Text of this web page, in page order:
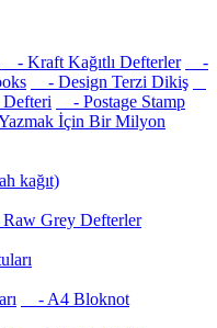
- Kraft Kağıtlı Defterler
-
- Design Terzi Dikiş
- Postage Stamp
İçin Bir Milyon
kağıt)
Grey Defterler
- A4 Bloknot